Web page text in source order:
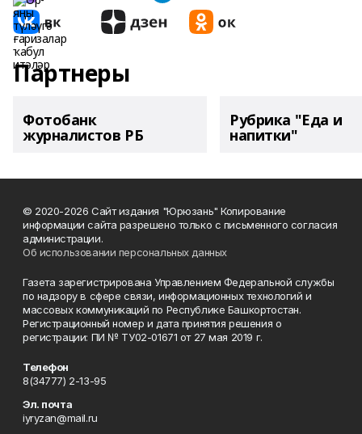
Партнеры
Фотобанк
журналистов РБ
Рубрика "Еда и
напитки"
© 2020-2026 Сайт издания "Юрюзань" Копирование
информации сайта разрешено только с письменного согласия
администрации.
Об использовании персональных данных
Газета зарегистрирована Управлением Федеральной службы
по надзору в сфере связи, информационных технологий и
массовых коммуникаций по Республике Башкортостан.
Регистрационный номер и дата принятия решения о
регистрации: ПИ № ТУ02-01671 от 27 мая 2019 г.
Телефон
8(34777) 2-13-95
Эл. почта
iyryzan@mail.ru